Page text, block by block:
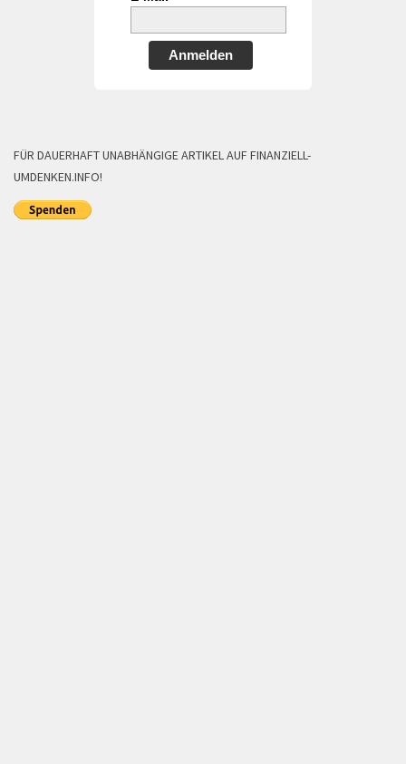
Anmelden
FÜR DAUERHAFT UNABHÄNGIGE ARTIKEL AUF FINANZIELL-
UMDENKEN.INFO!